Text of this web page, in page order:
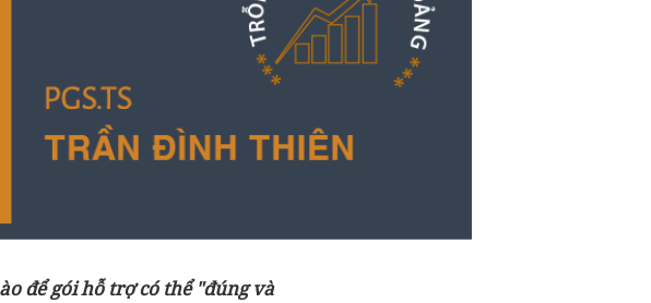
để gói hỗ trợ có thể "đúng và